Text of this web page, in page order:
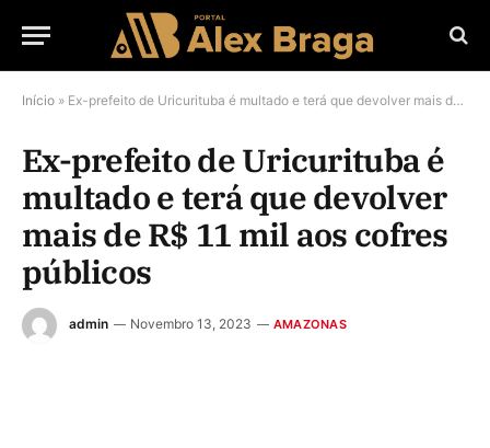
Início » Ex-prefeito de Uricurituba é multado e terá que devolver mais de R$ 11 mil aos cofres públicos
Ex-prefeito de Uricurituba é
multado e terá que devolver
mais de R$ 11 mil aos cofres
públicos
admin Novembro 13, 2023 AMAZONAS